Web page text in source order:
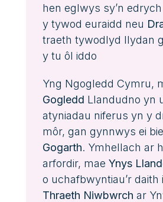
hen eglwys sy’n
y tywod euraidd neu
traeth tywodlyd llydan
y tu ôl iddo
Yng Ngogledd Cymru,
Gogledd Llandudno yn
atyniadau niferus yn y
môr, gan gynnwys ei
Gogarth. Ymhellach ar
arfordir, mae Ynys
o uchafbwyntiau’r daith i
Thraeth Niwbwrch ar